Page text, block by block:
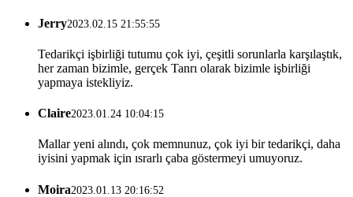
Jerry2023.02.15 21:55:55
Tedarikçi işbirliği tutumu çok iyi, çeşitli sorunlarla karşılaştık,
her zaman bizimle, gerçek Tanrı olarak bizimle işbirliği
yapmaya istekliyiz.
Claire2023.01.24 10:04:15
Mallar yeni alındı, çok memnunuz, çok iyi bir tedarikçi, daha
iyisini yapmak için ısrarlı çaba göstermeyi umuyoruz.
Moira2023.01.13 20:16:52